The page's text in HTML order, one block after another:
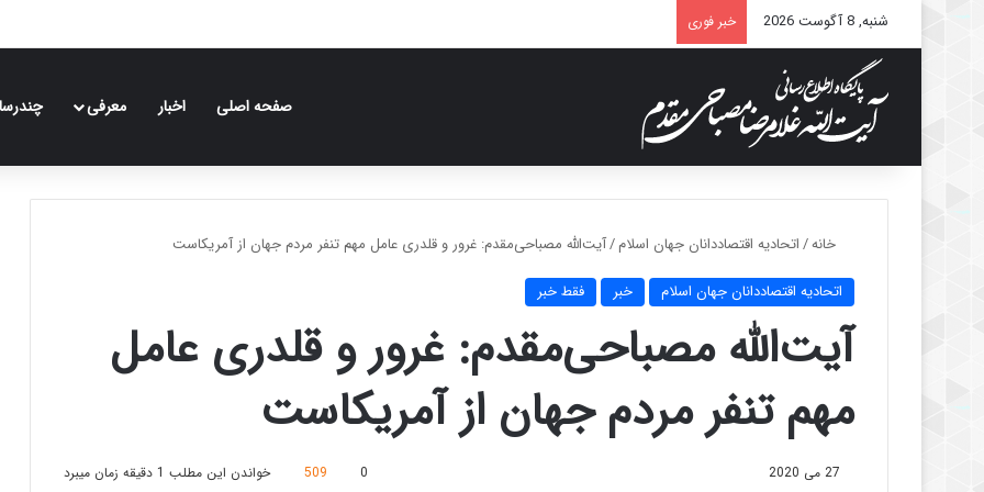
شنبه, 8 آگوست 2026 خبر فوری
صفحه اصلی اخبار معرفی
خانه/اتحادیه اقتصاددانان جهان اسلام/آیت‌الله مصباحی‌مقدم: غرور و قلدری عامل مهم تنفر مردم جهان از آمریکاست
اتحادیه اقتصاددانان جهان اسلام خبر فقط خبر
آیت‌الله مصباحی‌مقدم: غرور و قلدری عامل
مهم تنفر مردم جهان از آمریکاست
27 می 2020 0
509 خواندن این مطلب 1 دقیقه زمان میبرد